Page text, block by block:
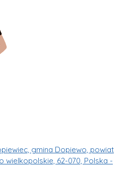
gmina Dopiewo, powiat
wielkopolskie, 62-070, Polska -